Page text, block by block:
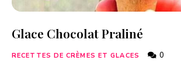
Glace Chocolat Praliné
RECETTES DE CRÈMES ET GLACES 0